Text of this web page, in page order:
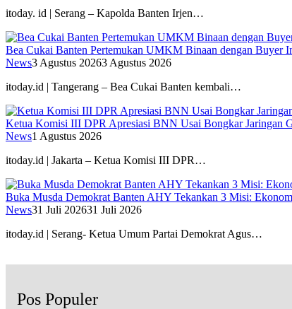
itoday. id | Serang – Kapolda Banten Irjen…
Bea Cukai Banten Pertemukan UMKM Binaan dengan Buyer
News3 Agustus 20263 Agustus 2026
itoday.id | Tangerang – Bea Cukai Banten kembali…
Ketua Komisi III DPR Apresiasi BNN Usai Bongkar Jaringan
News1 Agustus 2026
itoday.id | Jakarta – Ketua Komisi III DPR…
Buka Musda Demokrat Banten AHY Tekankan 3 Misi:
News31 Juli 202631 Juli 2026
itoday.id | Serang- Ketua Umum Partai Demokrat Agus…
Pos Populer